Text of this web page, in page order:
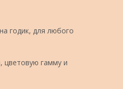
годик, для любого
цветовую гамму и